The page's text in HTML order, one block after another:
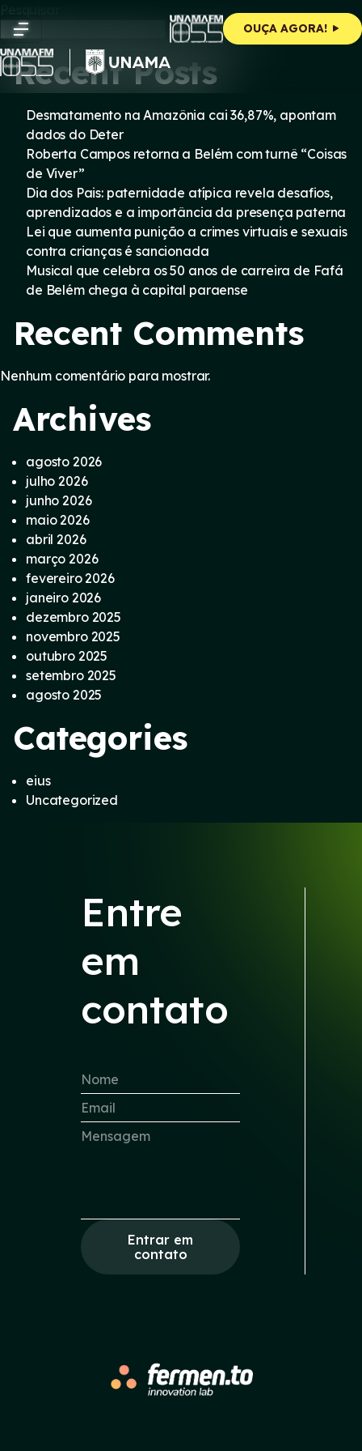
content
OUÇA AGORA!
Pesquisar
Pesquisar
Recent Posts
Desmatamento na Amazônia cai 36,87%, apontam
dados do Deter
Roberta Campos retorna a Belém com turnê “Coisas
de Viver”
Dia dos Pais: paternidade atípica revela desafios,
aprendizados e a importância da presença paterna
Lei que aumenta punição a crimes virtuais e sexuais
contra crianças é sancionada
Musical que celebra os 50 anos de carreira de Fafá
de Belém chega à capital paraense
Recent Comments
Nenhum comentário para mostrar.
Archives
agosto 2026
julho 2026
junho 2026
maio 2026
abril 2026
março 2026
fevereiro 2026
janeiro 2026
dezembro 2025
novembro 2025
outubro 2025
setembro 2025
agosto 2025
Categories
eius
Uncategorized
Entre
em
contato
Entrar em
contato